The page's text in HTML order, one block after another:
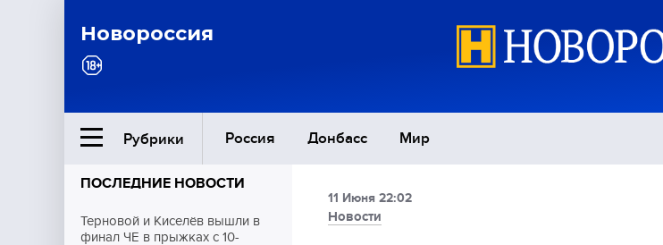
Новороссия
Рубрики Россия Донбасс Мир
Ближний Восток
ПОСЛЕДНИЕ НОВОСТИ
Терновой и Киселёв вышли в
финал ЧЕ в прыжках с 10-
11 Июня 22:02
Новости